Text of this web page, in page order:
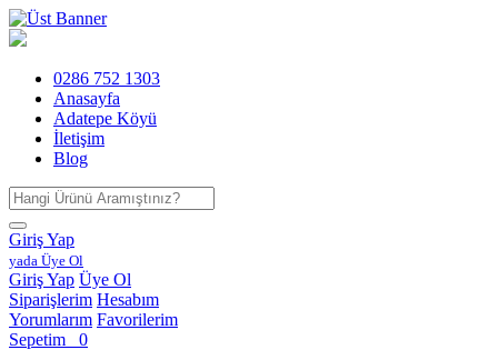
0286 752 1303
Anasayfa
Adatepe Köyü
İletişim
Blog
Giriş Yap
yada Üye Ol
Giriş Yap Üye Ol
Siparişlerim Hesabım
Yorumlarım Favorilerim
Sepetim
0